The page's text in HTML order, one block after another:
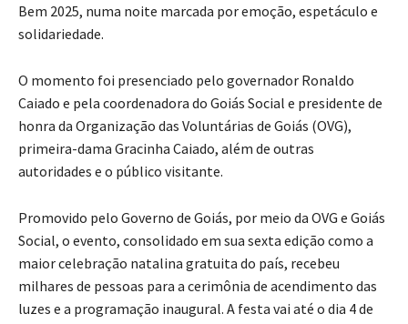
Bem 2025, numa noite marcada por emoção, espetáculo e
solidariedade.
O momento foi presenciado pelo governador Ronaldo
Caiado e pela coordenadora do Goiás Social e presidente de
honra da Organização das Voluntárias de Goiás (OVG),
primeira-dama Gracinha Caiado, além de outras
autoridades e o público visitante.
Promovido pelo Governo de Goiás, por meio da OVG e Goiás
Social, o evento, consolidado em sua sexta edição como a
maior celebração natalina gratuita do país, recebeu
milhares de pessoas para a cerimônia de acendimento das
luzes e a programação inaugural. A festa vai até o dia 4 de